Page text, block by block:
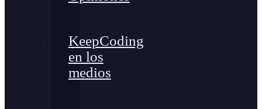
KeepCoding
en los
medios